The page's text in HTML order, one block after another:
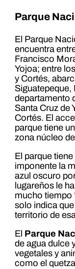
Parque
El Parque
encuentra
Francisco
Yojoa; entre
y Cortés,
Siguatepeque,
departamento
Santa Cruz de
Cortés. El
parque tiene
zona núcleo
El parque
imponente la
azul oscuro
lugareños le
mucho tiempo
solo indica
territorio de
El Parque
de agua dulce
vegetales y
como el